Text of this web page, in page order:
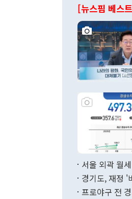
[뉴스핌 베스
서울 외곽 월
경기도, 재정 '
프로야구 전